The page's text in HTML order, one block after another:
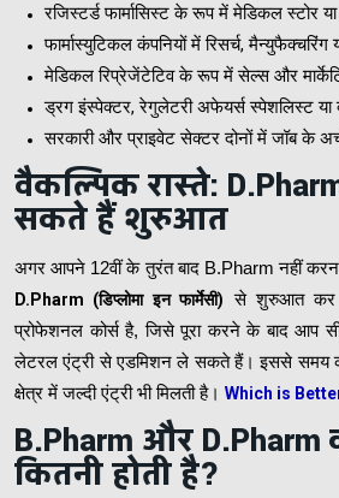
रजिस्टर्ड फार्मासिस्ट के रूप में मेडिकल स्टोर
फार्मास्युटिकल कंपनियों में रिसर्च, मैन्युफैक्चरिंग
मेडिकल रिप्रेजेंटेटिव के रूप में सेल्स और
ड्रग इंस्पेक्टर, रेगुलेटरी अफेयर्स स्पेशलिस्ट या
सरकारी और प्राइवेट सेक्टर दोनों में जॉब के
वैकल्पिक रास्ते:
सकते हैं शुरुआत
अगर आपने 12वीं के तुरंत बाद B.Pharm नहीं
D.Pharm (डिप्लोमा इन फार्मेसी) से शुरुआत कर
प्रोफेशनल कोर्स है, जिसे पूरा करने के बाद आप
लेटरल एंट्री से एडमिशन ले सकते हैं। इससे समय
क्षेत्र में जल्दी एंट्री भी मिलती है। Which is
B.Pharm और
कितनी होती है?